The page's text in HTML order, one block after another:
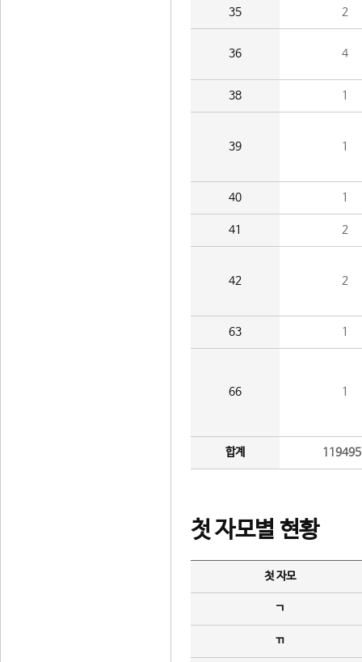
35 2
36 4
38 1
39 1
40 1
41 2
42 2
63 1
66 1
합계
첫 자모별 현황
첫 자모
ㄱ
ㄲ